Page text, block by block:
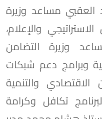
العقبي مساعد وزيرة
والإعلام،
وزيرة التضامن
وبرامج دعم شبكات
الاقتصادي والتنمية
تكافل وكرامة